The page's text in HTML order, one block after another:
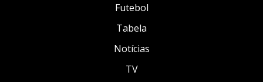
Futebol
Tabela
Notícias
TV